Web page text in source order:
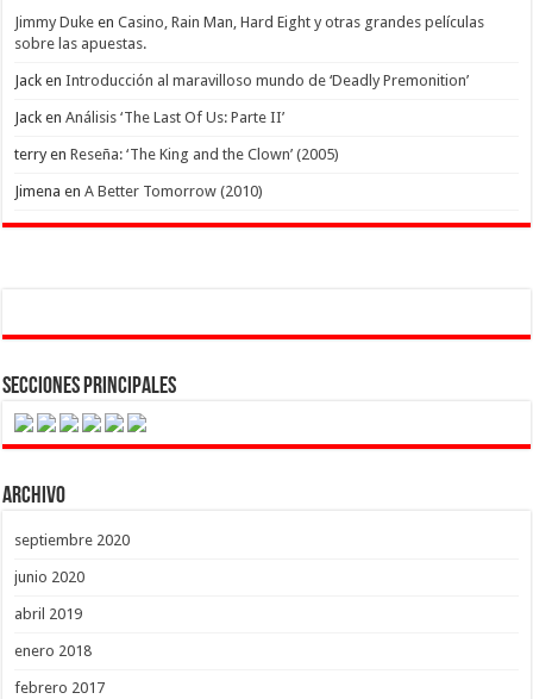
Jimmy Duke enCasino, Rain Man, Hard Eight y otras grandes películas
sobre las apuestas.
Jack enIntroducción al maravilloso mundo de ‘Deadly Premonition’
Jack enAnálisis ‘The Last Of Us: Parte II’
terryenReseña: ‘The King and the Clown’ (2005)
Jimena enA Better Tomorrow (2010)
Secciones Principales
Archivo
septiembre 2020
junio 2020
abril 2019
enero 2018
febrero 2017